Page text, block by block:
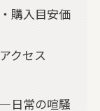
購入目安価
クセス
日常の喧騒